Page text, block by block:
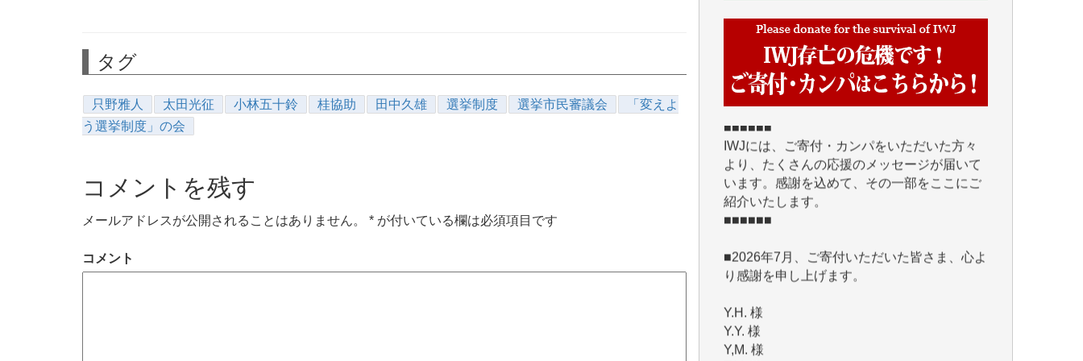
タグ
只野雅人 太田光征 小林五十鈴 桂協助 田中久雄 選挙制度 選挙市民審議会
「変えよ
う選挙制度」の会
コメントを残す
メールアドレスが公開されることはありません。 * が付いている欄は必須項目です
コメント
■■■■■■
IWJには、ご寄付・カンパをいただいた方々
より、たくさんの応援のメッセージが届いて
います。感謝を込めて、その一部をここにご
紹介いたします。
■■■■■■
■2026年7月、ご寄付いただいた皆さま、心よ
Y.H. 様
Y,M. 様
T.M. 様
マツモト ヤスアキ 様